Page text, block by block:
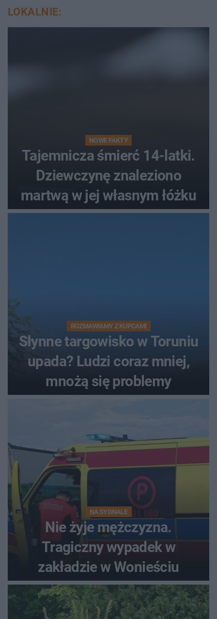
LOKALNIE:
NOWE FAKTY
Tajemnicza śmierć 14-latki.
Dziewczynę znaleziono
martwą w jej własnym łóżku
ROZMAWIAMY Z KUPCAMI
Słynne targowisko w Toruniu
upada? Ludzi coraz mniej,
mnożą się problemy
NA SYGNALE
Nie żyje mężczyzna.
Tragiczny wypadek w
zakładzie w Wonieściu